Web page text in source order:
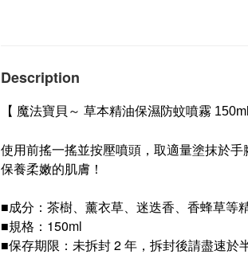
Description
【 魔法寶貝～ 草本精油保濕防蚊噴霧 150ml
使用前搖一搖並按壓噴頭，取適量塗抹於
保養柔嫩的肌膚！
■成分： 茶樹、薰衣草、迷迭香、香蜂草等
■規格：150ml
■保存期限：未拆封 2 年，拆封後請盡速於